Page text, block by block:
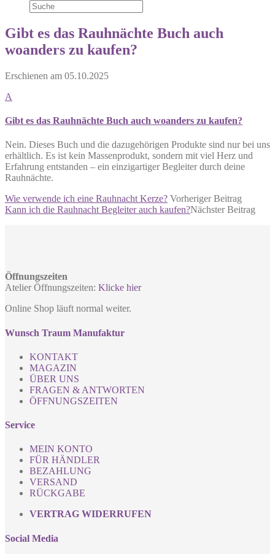
Gibt es das Rauhnächte Buch auch
woanders zu kaufen?
Erschienen am 05.10.2025
A
Gibt es das Rauhnächte Buch auch woanders zu kaufen?
Nein. Dieses Buch und die dazugehörigen Produkte sind nur bei uns
erhältlich. Es ist kein Massenprodukt, sondern mit viel Herz und
Erfahrung entstanden – ein einzigartiger Begleiter durch deine
Rauhnächte.
Wie verwende ich eine Rauhnacht Kerze? Vorheriger Beitrag
Kann ich die Rauhnacht Begleiter auch kaufen?Nächster Beitrag
Öffnungszeiten
Atelier Öffnungszeiten: Klicke hier
Online Shop läuft normal weiter.
Wunsch Traum Manufaktur
KONTAKT
MAGAZIN
ÜBER UNS
FRAGEN & ANTWORTEN
ÖFFNUNGSZEITEN
Service
MEIN KONTO
FÜR HÄNDLER
BEZAHLUNG
VERSAND
RÜCKGABE
VERTRAG WIDERRUFEN
Social Media